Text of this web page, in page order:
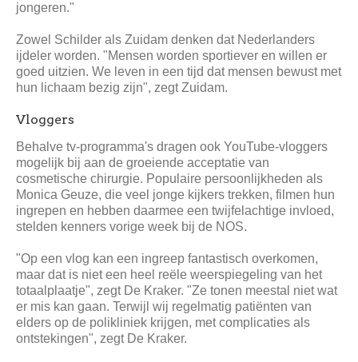
jongeren."
Zowel Schilder als Zuidam denken dat Nederlanders
ijdeler worden. "Mensen worden sportiever en willen er
goed uitzien. We leven in een tijd dat mensen bewust met
hun lichaam bezig zijn", zegt Zuidam.
Vloggers
Behalve tv-programma's dragen ook YouTube-vloggers
mogelijk bij aan de groeiende acceptatie van
cosmetische chirurgie. Populaire persoonlijkheden als
Monica Geuze, die veel jonge kijkers trekken, filmen hun
ingrepen en hebben daarmee een twijfelachtige invloed,
stelden kenners vorige week bij de NOS.
"Op een vlog kan een ingreep fantastisch overkomen,
maar dat is niet een heel reële weerspiegeling van het
totaalplaatje", zegt De Kraker. "Ze tonen meestal niet wat
er mis kan gaan. Terwijl wij regelmatig patiënten van
elders op de polikliniek krijgen, met complicaties als
ontstekingen", zegt De Kraker.